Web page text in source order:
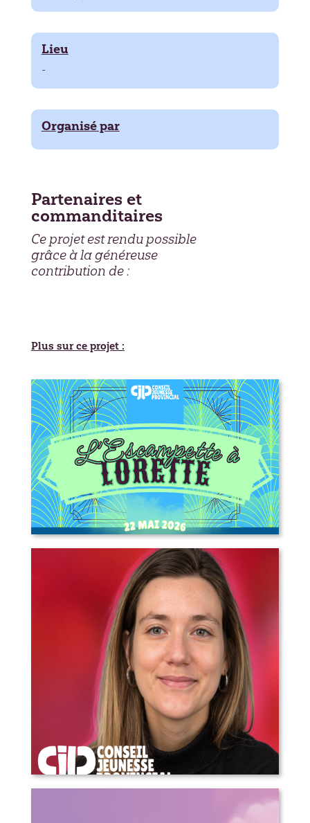
Lieu
-
Organisé par
Partenaires et
commanditaires
Ce projet est rendu possible
grâce à la généreuse
contribution de :
Plus sur ce projet :
artistes, marchands, bénévoles et